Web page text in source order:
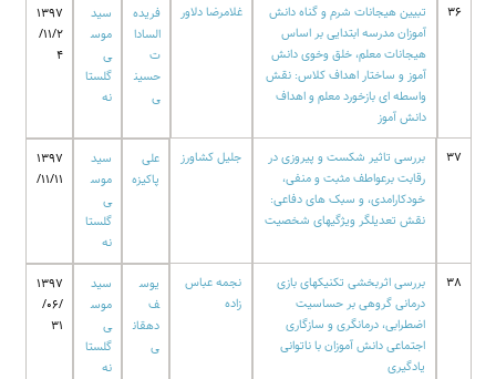
36
تبیین هیجانات شرم و گناه دانش
آموزان مدرسه ابتدایی بر اساس
هیجانات معلم، خلق وخوی دانش
آموز و ساختار اهداف کلاس: نقش
واسطه ای بازخورد معلم و اهداف
دانش آموز
غلامرضا دلاور
فریده
السادا
ت
حسین
ی
سید
موس
ی
گلستا
نه
1397
/11/2
4
37
بررسی تاثیر شکست و پیروزی در
رقابت برعواطف مثبت و منفی،
خودکارامدی، و سبک های دفاعی:
نقش تعدیلگر ویژگیهای شخصیت
جلیل کشاورز
علی
پاکیزه
سید
موس
ی
گلستا
نه
1397
/11/11
38
بررسی اثربخشی تکنیکهای بازی
درمانی گروهی بر حساسیت
اضطرابی، درمانگری و سازگاری
اجتماعی دانش آموزان با ناتوانی
یادگیری
نجمه عباس
زاده
یوس
ف
دهقان
ی
سید
موس
ی
گلستا
نه
1397
/06/
31